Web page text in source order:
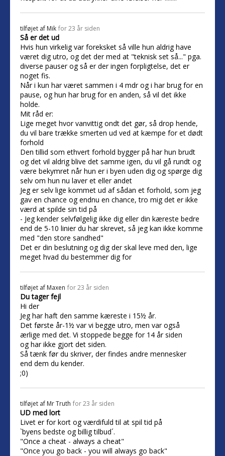
tilføjet af Mik for 23 år siden
Så er det ud
Hvis hun virkelig var foreksket så ville hun aldrig have
været dig utro, og det der med at "teknisk set så..." pga.
diverse pauser og så er der ingen forpligtelse, det er
noget fis.
Når i kun har været sammen i 4 mdr og i har brug for en
pause, og hun har brug for en anden, så vil det ikke
holde.
Mit råd er:
Lige meget hvor vanvittig ondt det gør, så drop hende,
du vil bare trække smerten ud ved at kæmpe for et dødt
forhold
Den tillid som ethvert forhold bygger på har hun brudt
og det vil aldrig blive det samme igen, du vil gå rundt og
være bekymret når hun er i byen uden dig og spørge dig
selv om hun nu laver et eller andet
Jeg er selv lige kommet ud af sådan et forhold, som jeg
gav en chance og endnu en chance, tro mig det er ikke
værd at spilde sin tid på
- Jeg kender selvfølgelig ikke dig eller din kæreste bedre
end de 5-10 linier du har skrevet, så jeg kan ikke komme
med "den store sandhed"
Det er din beslutning og dig der skal leve med den, lige
meget hvad du bestemmer dig for
tilføjet af Maxen for 23 år siden
Du tager fejl
Hi der
Jeg har haft den samme kæreste i 15½ år.
Det første år-1½ var vi begge utro, men var også
ærlige med det. Vi stoppede begge for 14 år siden
og har ikke gjort det siden.
Så tænk før du skriver, der findes andre mennesker
end dem du kender.
;0)
tilføjet af Mr Truth for 23 år siden
UD med lort
Livet er for kort og værdifuld til at spil tid på
`byens bedste og billig tilbud´.
"Once a cheat - always a cheat"
"Once you go back - you will always go back"